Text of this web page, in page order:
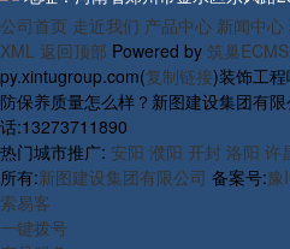
公司首页 走近我们 产品中心 新闻中心
XML 返回顶部 Powered by 筑巢ECMS
py.xintugroup.com(复制链接)装饰工
防保养质量怎么样？新图建设集团有
话:13273711890
热门城市推广: 安阳 濮阳 开封 洛阳 许
所有:新图建设集团有限公司 备案号:豫
索易客
一键拨号